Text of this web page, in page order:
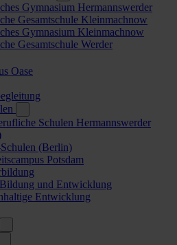
Gymnasium Hermannswerder
Gesamtschule Kleinmachnow
Gymnasium Kleinmachnow
Gesamtschule Werder
Oase
Schulen Hermannswerder
(Berlin)
Potsdam
und Entwicklung
Entwicklung